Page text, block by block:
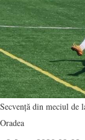
Secvență din meciul
Oradea